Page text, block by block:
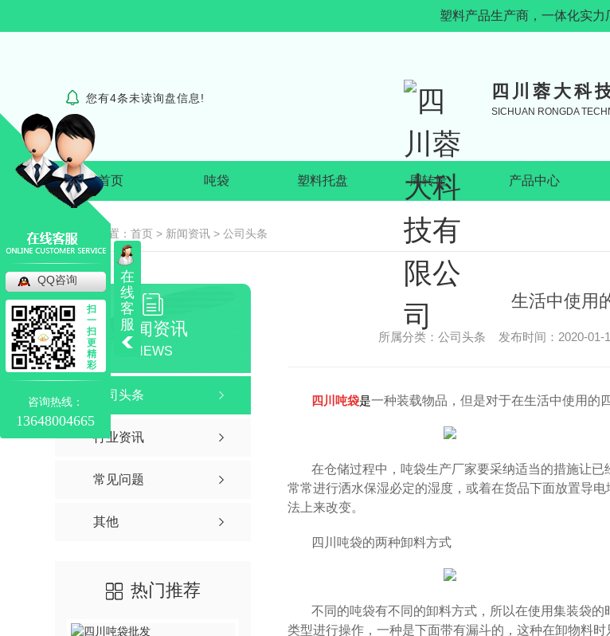
塑料产品生产商，一体化实力
您有4条未读询盘信息! 四川蓉大科
SICHUAN RONGDA
首页 吨袋 塑料托盘 周转筐 产品中心
四川吨袋
四川吨袋厂家
集装袋
四川集装袋批发
当前位置： 首页 > 新闻资讯 > 公司头条
新闻资讯
NEWS
公司头条
行业资讯
常见问题
其他
热门推荐
生活中使用
所属分类：公司头条 发布时间：2020-
四川吨袋是一种装载物品，但是对于在生活中使用的
在仓储过程中，吨袋生产厂家要采纳适当的措施让
常常进行洒水保湿必定的湿度，或着在货品下面放置导
法上来改变。
四川吨袋的两种卸料方式
不同的吨袋有不同的卸料方式，所以在使用集装袋
类型进行操作，一种是下面带有漏斗的，这种在卸物料
在
线
客
服
QQ咨询
扫
一
扫
更
精
彩
咨询热线：
13648004665